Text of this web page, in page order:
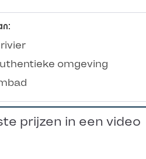
omgeving
prijzen in een video